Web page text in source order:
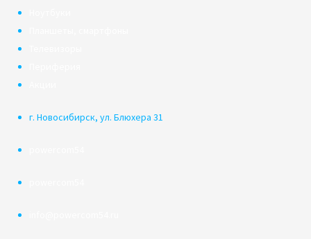
г. Новосибирск, ул. Блюхера 31